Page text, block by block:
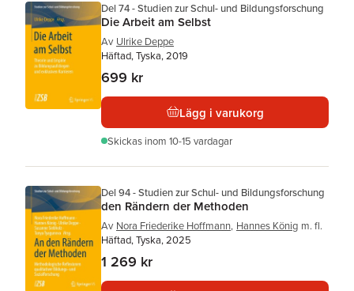
Del 74 - Studien zur Schul- und Bildungsforschung
Die Arbeit am Selbst
Av Ulrike Deppe
Häftad, Tyska, 2019
699 kr
Lägg i varukorg
Skickas inom 10-15 vardagar
Del 94 - Studien zur Schul- und Bildungsforschung
den Rändern der Methoden
Av Nora Friederike Hoffmann, Hannes König m. fl.
Häftad, Tyska, 2025
1 269 kr